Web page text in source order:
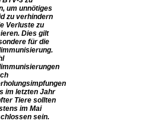
um unnötiges
zu verhindern
Verluste zu
Dies gilt
für die
im letzten Jahr
Tiere sollten
im Mai
sein.